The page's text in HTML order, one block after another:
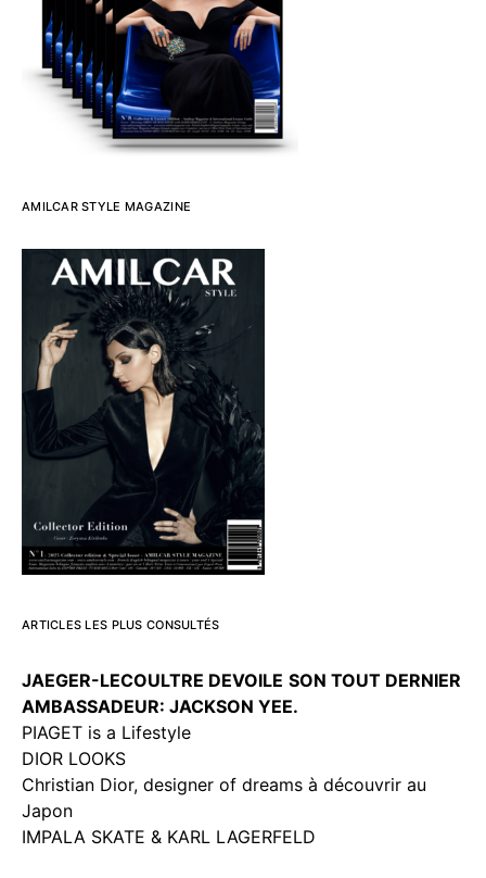
AMILCAR STYLE MAGAZINE
ARTICLES LES PLUS CONSULTÉS
JAEGER-LECOULTRE DEVOILE SON TOUT DERNIER
AMBASSADEUR: JACKSON YEE.
PIAGET is a Lifestyle
DIOR LOOKS
Christian Dior, designer of dreams à découvrir au
Japon
IMPALA SKATE & KARL LAGERFELD